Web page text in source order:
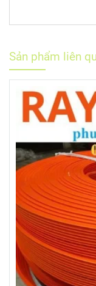
Sản phẩm liên